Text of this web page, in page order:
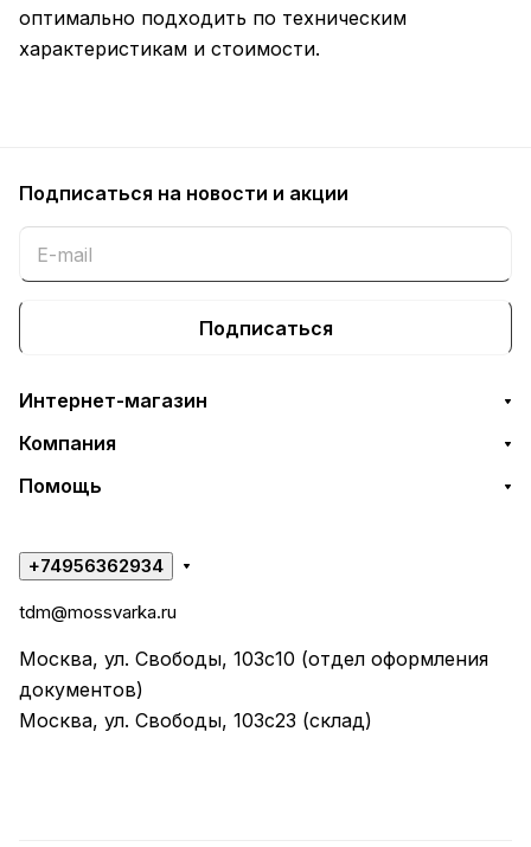
оптимально подходить по техническим
характеристикам и стоимости.
Подписаться на новости и акции
Подписаться
Интернет-магазин
Компания
Помощь
+74956362934
tdm@mossvarka.ru
Москва, ул. Свободы, 103с10 (отдел оформления
документов)
Москва, ул. Свободы, 103с23 (склад)